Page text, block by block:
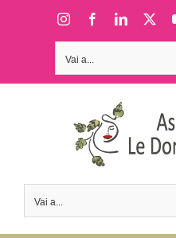
InstagramFacebookLinkedIn
Vai a...
Vai a...